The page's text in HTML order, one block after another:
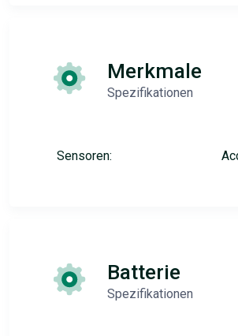
Merkmale
Spezifikationen
Sensoren:
Batterie
Spezifikationen